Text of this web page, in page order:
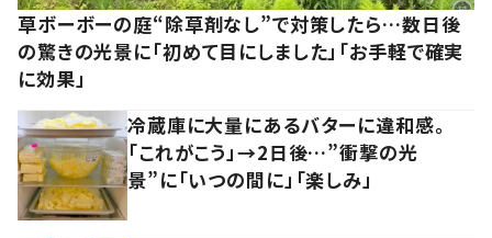
草ボーボーの庭“除草剤なし”で対策したら…数日後
の驚きの光景に「初めて目にしました」「お手軽で確実
に効果」
冷蔵庫に大量にあるバターに違和感。
「これがこう」→2日後…”衝撃の光
景”に「いつの間に」「楽しみ」